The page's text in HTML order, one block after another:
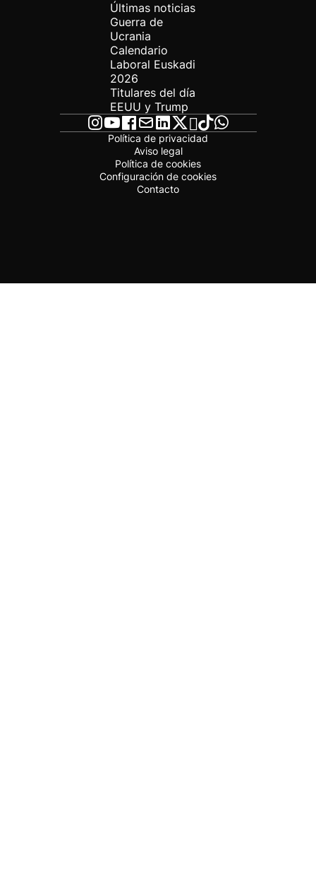
Últimas noticias
Guerra de
Ucrania
Calendario
Laboral Euskadi
2026
Titulares del día
EEUU y Trump
Política de privacidad
Aviso legal
Política de cookies
Configuración de cookies
Contacto